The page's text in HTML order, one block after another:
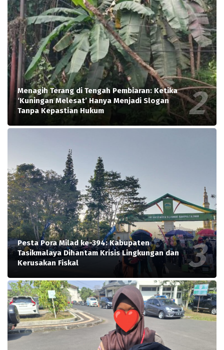
Menagih Terang di Tengah Pembiaran: Ketika
‘Kuningan Melesat’ Hanya Menjadi Slogan
Tanpa Kepastian Hukum
Pesta Pora Milad ke-394: Kabupaten
Tasikmalaya Dihantam Krisis Lingkungan dan
Kerusakan Fiskal